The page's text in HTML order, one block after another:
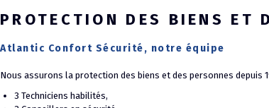
PROTECTION DES BIENS ET
Atlantic Confort Sécurité, notre équipe
Nous assurons la protection des biens et des personnes depuis
3 Techniciens habilités,